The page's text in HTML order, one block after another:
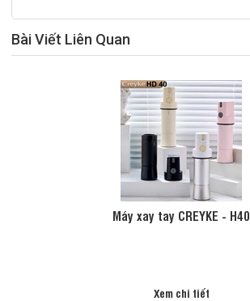
Bài Viết Liên Quan
Máy xay tay CREYKE - H40
Xem chi tiết